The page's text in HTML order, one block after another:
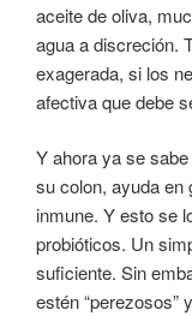
aceite de oliva,
agua a discreción.
exagerada, si los
afectiva que debe
Y ahora ya se
su colon, ayuda en
inmune. Y esto se
probióticos. Un
suficiente. Sin
estén “perezosos”